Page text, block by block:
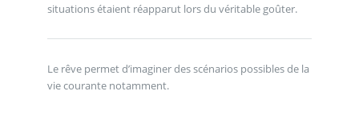
situations étaient réapparut lors du véritable goûter.
Le rêve permet d’imaginer des scénarios possibles de la
vie courante notamment.